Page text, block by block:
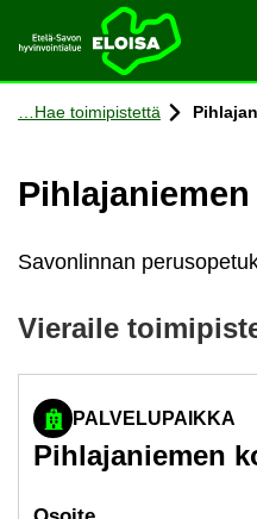
Etusi­vu
Siir­ry si­säl­töön
Hae toi­mi­pis­tet­tä
Savonlinnan
Vie­rai­le
PALVELUPAIKKA
Pih­la­ja­nie­men